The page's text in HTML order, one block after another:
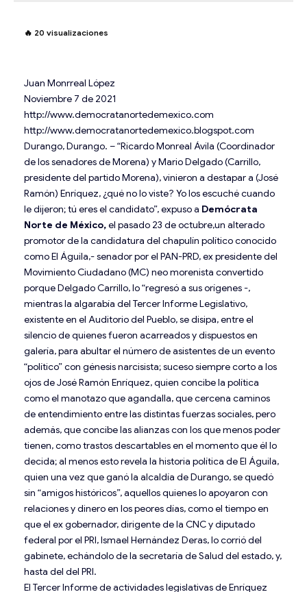
🔥 20 visualizaciones
Juan Monrreal López
Noviembre 7 de 2021
http://www.democratanortedemexico.com
http://www.democratanortedemexico.blogspot.com
Durango, Durango. – “Ricardo Monreal Ávila (Coordinador
de los senadores de Morena) y Mario Delgado (Carrillo,
presidente del partido Morena), vinieron a destapar a (José
Ramón) Enríquez, ¿qué no lo viste? Yo los escuché cuando
le dijeron; tú eres el candidato”, expuso a Demócrata
Norte de México,el pasado 23 de octubre,un alterado
promotor de la candidatura del chapulín político conocido
como El Águila,- senador por el PAN-PRD, ex presidente del
Movimiento Ciudadano (MC) neo morenista convertido
porque Delgado Carrillo, lo “regresó a sus orígenes -,
mientras la algarabía del Tercer Informe Legislativo,
existente en el Auditorio del Pueblo, se disipa, entre el
silencio de quienes fueron acarreados y dispuestos en
galería, para abultar el número de asistentes de un evento
“político” con génesis narcisista; suceso siempre corto a los
ojos de José Ramón Enríquez, quien concibe la política
como el manotazo que agandalla, que cercena caminos
de entendimiento entre las distintas fuerzas sociales, pero
además, que concibe las alianzas con los que menos poder
tienen, como trastos descartables en el momento que él lo
decida; al menos esto revela la historia política de El Águila,
quien una vez que ganó la alcaldía de Durango, se quedó
sin “amigos históricos”, aquellos quienes lo apoyaron con
relaciones y dinero en los peores días, como el tiempo en
que el ex gobernador, dirigente de la CNC y diputado
federal por el PRI, Ismael Hernández Deras, lo corrió del
gabinete, echándolo de la secretaría de Salud del estado, y,
hasta del del PRI.
El Tercer Informe de actividades legislativas de Enríquez